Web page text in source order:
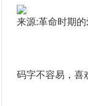
来源:革命时期
码字不容易，喜